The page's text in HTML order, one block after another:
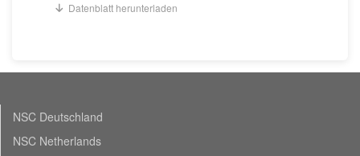
Datenblatt herunterladen
NSC Deutschland
NSC Netherlands